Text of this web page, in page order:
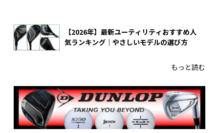
【2026年】最新ユーティリティおすすめ人
気ランキング｜やさしいモデルの選び方
もっと読む